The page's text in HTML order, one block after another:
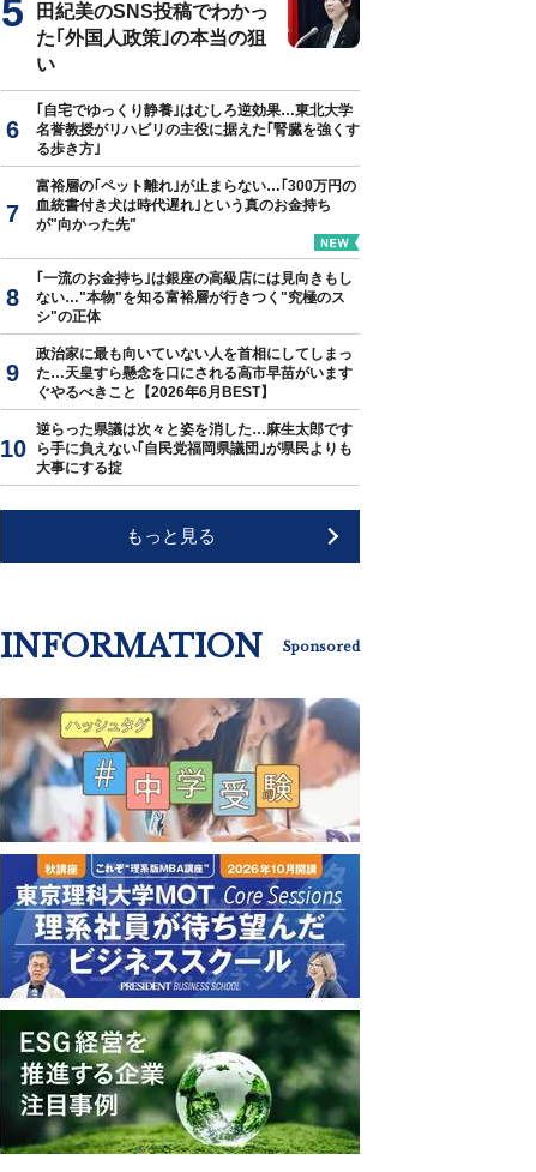
田紀美のSNS投稿でわかっ
た｢外国人政策｣の本当の狙
い
｢自宅でゆっくり静養｣はむしろ逆効果…東北大学
名誉教授がリハビリの主役に据えた｢腎臓を強くす
る歩き方｣
富裕層の｢ペット離れ｣が止まらない…｢300万円の
血統書付き犬は時代遅れ｣という真のお金持ち
が"向かった先"
｢一流のお金持ち｣は銀座の高級店には見向きもし
ない…"本物"を知る富裕層が行きつく"究極のス
シ"の正体
政治家に最も向いていない人を首相にしてしまっ
た…天皇すら懸念を口にされる高市早苗がいます
ぐやるべきこと【2026年6月BEST】
逆らった県議は次々と姿を消した…麻生太郎です
ら手に負えない｢自民党福岡県議団｣が県民よりも
大事にする掟
もっと見る
INFORMATION Sponsored